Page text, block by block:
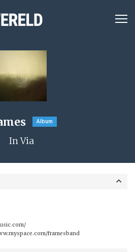
Album
In Via
framesband